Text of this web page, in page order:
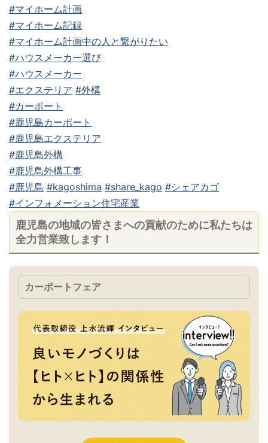
#マイホーム計画
#マイホーム記録
#マイホーム計画中の人と繋がりたい
#ハウスメーカー選び
#ハウスメーカー
#エクステリア #外構
#カーポート
#鹿児島カーポート
#鹿児島エクステリア
#鹿児島外構
#鹿児島外構工事
#鹿児島 #kagoshima #share_kago #シェアカゴ
#インフォメーション住宅産業
鹿児島の地域の皆さまへの貢献のために私たちは
全力営業致します！
カーポートフェア